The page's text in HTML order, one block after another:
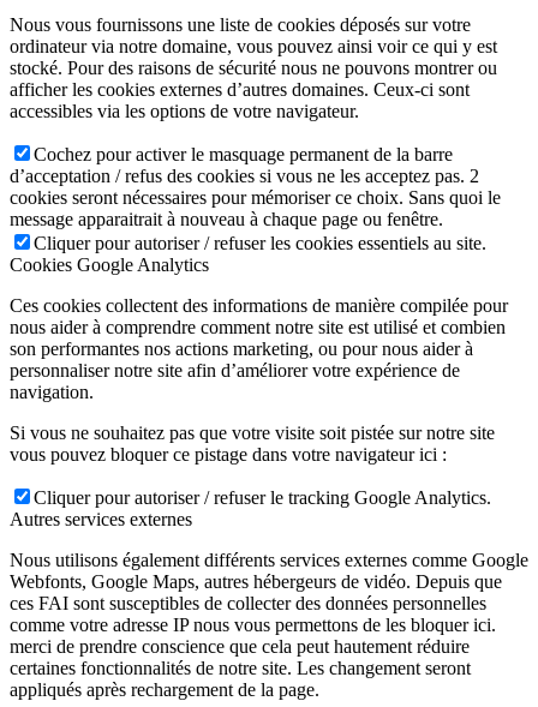
Nous vous fournissons une liste de cookies déposés sur votre
ordinateur via notre domaine, vous pouvez ainsi voir ce qui y est
stocké. Pour des raisons de sécurité nous ne pouvons montrer ou
afficher les cookies externes d’autres domaines. Ceux-ci sont
accessibles via les options de votre navigateur.
Cochez pour activer le masquage permanent de la barre
d’acceptation / refus des cookies si vous ne les acceptez pas. 2
cookies seront nécessaires pour mémoriser ce choix. Sans quoi le
message apparaitrait à nouveau à chaque page ou fenêtre.
Cliquer pour autoriser / refuser les cookies essentiels au site.
Cookies Google Analytics
Ces cookies collectent des informations de manière compilée pour
nous aider à comprendre comment notre site est utilisé et combien
son performantes nos actions marketing, ou pour nous aider à
personnaliser notre site afin d’améliorer votre expérience de
navigation.
Si vous ne souhaitez pas que votre visite soit pistée sur notre site
vous pouvez bloquer ce pistage dans votre navigateur ici :
Cliquer pour autoriser / refuser le tracking Google Analytics.
Autres services externes
Nous utilisons également différents services externes comme Google
Webfonts, Google Maps, autres hébergeurs de vidéo. Depuis que
ces FAI sont susceptibles de collecter des données personnelles
comme votre adresse IP nous vous permettons de les bloquer ici.
merci de prendre conscience que cela peut hautement réduire
certaines fonctionnalités de notre site. Les changement seront
appliqués après rechargement de la page.